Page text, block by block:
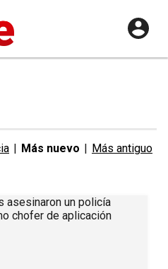
| Más nuevo | Más antiguo